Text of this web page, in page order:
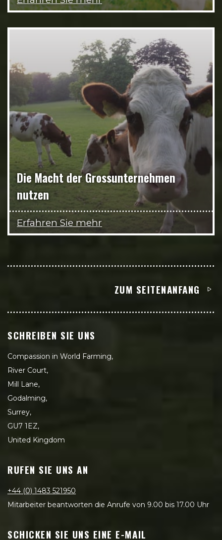
Die Macht der Grossunternehmen
nutzen
Erfahren Sie mehr
ZUM SEITENANFANG
SCHREIBEN SIE UNS
Compassion in World Farming,
River Court,
Mill Lane,
Godalming,
Surrey,
GU7 1EZ,
United Kingdom
RUFEN SIE UNS AN
+44 (0) 1483 521950
Mitarbeiter beantworten die Anrufe von 9.00 bis 17.00 Uhr
SCHICKEN SIE UNS EINE E-MAIL